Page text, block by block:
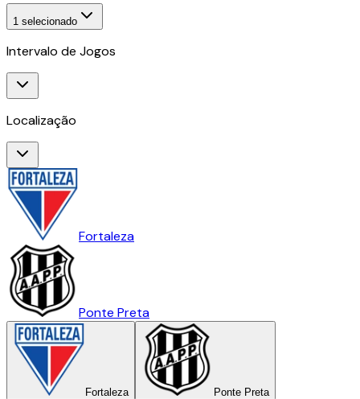
1 selecionado
Intervalo de Jogos
Localização
Fortaleza
Ponte Preta
Fortaleza Ponte Preta